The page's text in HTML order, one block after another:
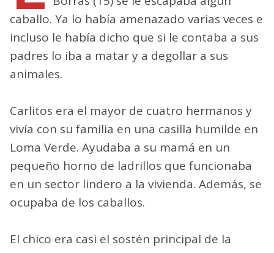
caballo. Ya lo había amenazado varias veces e
incluso le había dicho que si le contaba a sus
padres lo iba a matar y a degollar a sus
animales.
Carlitos era el mayor de cuatro hermanos y
vivía con su familia en una casilla humilde en
Loma Verde. Ayudaba a su mamá en un
pequeño horno de ladrillos que funcionaba
en un sector lindero a la vivienda. Además, se
ocupaba de los caballos.
El chico era casi el sostén principal de la